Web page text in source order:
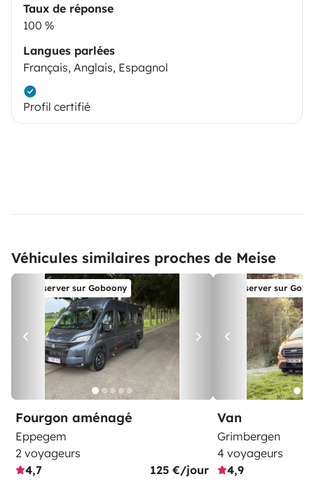
Taux de réponse
100 %
Langues parlées
Français, Anglais, Espagnol
Profil certifié
Véhicules similaires proches de Meise
Réserver sur Goboony
Fourgon aménagé
Eppegem
2 voyageurs
4,7
125 €/jour
Réserver sur
Van
Grimbergen
4 voyageurs
4,9